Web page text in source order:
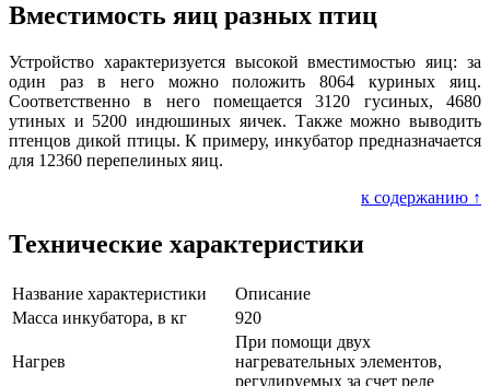
Вместимость яиц разных птиц
Устройство характеризуется высокой вместимостью яиц: за
один раз в него можно положить 8064 куриных яиц.
Соответственно в него помещается 3120 гусиных, 4680
утиных и 5200 индюшиных яичек. Также можно выводить
птенцов дикой птицы. К примеру, инкубатор предназначается
для 12360 перепелиных яиц.
к содержанию ↑
Технические характеристики
Название характеристики
Описание
Масса инкубатора, в кг
920
Нагрев
При помощи двух
нагревательных элементов,
регулируемых за счет реле